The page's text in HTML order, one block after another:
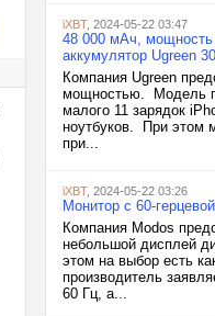
iXBT, 2024-05-22 03:47
48 000 мАч, мощность
аккумулятор Ugreen
Компания Ugreen
мощностью. Модель
малого 11 зарядок
ноутбуков. При этом
при...
iXBT, 2024-05-22 03:26
Монитор с 60-
Компания Modos
небольшой дисплей
этом на выбор есть
производитель
60 Гц, а...